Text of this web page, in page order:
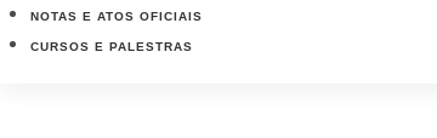
NOTAS E ATOS OFICIAIS
CURSOS E PALESTRAS